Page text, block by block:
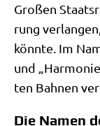
Gro­ßen
rung
könn­te. Im
und
ten Bah­nen
Die Namen